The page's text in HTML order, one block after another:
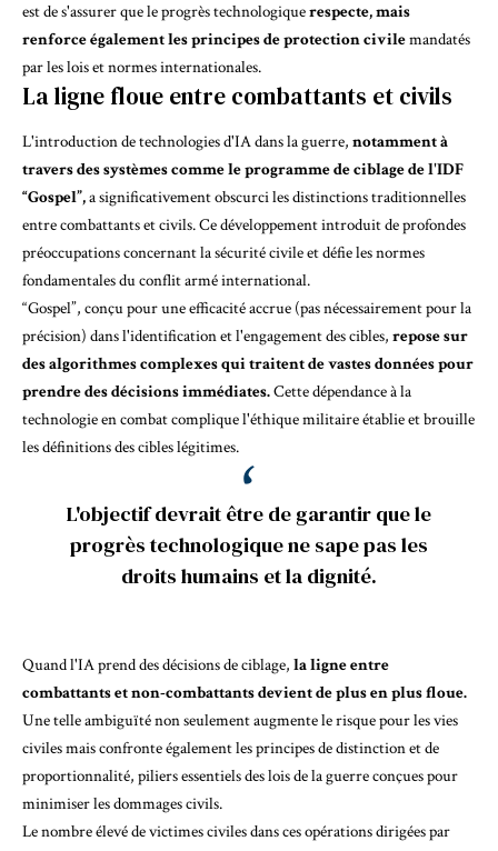
est de s'assurer que le progrès technologiquerespecte, mais
renforce également les principes de protection civilemandatés
par les lois et normes internationales.
La ligne floue entre combattants et civils
L'introduction de technologies d'IA dans la guerre, notamment à
travers des systèmes comme le programme de ciblage de l'IDF
“Gospel”,a significativement obscurci les distinctions traditionnelles
entre combattants et civils. Ce développement introduit de profondes
préoccupations concernant la sécurité civile et défie les normes
fondamentales du conflit armé international.
“Gospel”, conçu pour une efficacité accrue (pas nécessairement pour la
précision) dans l'identification et l'engagement des cibles, repose sur
des algorithmes complexes qui traitent de vastes données pour
prendre des décisions immédiates.Cette dépendance à la
technologie en combat complique l'éthique militaire établie et brouille
les définitions des cibles légitimes.
L'objectif devrait être de garantir que le
progrès technologique ne sape pas les
droits humains et la dignité.
Quand l'IA prend des décisions de ciblage, la ligne entre
combattants et non-combattants devient de plus en plus floue.
Une telle ambiguïté non seulement augmente le risque pour les vies
civiles mais confronte également les principes de distinction et de
proportionnalité, piliers essentiels des lois de la guerre conçues pour
minimiser les dommages civils.
Le nombre élevé de victimes civiles dans ces opérations dirigées par